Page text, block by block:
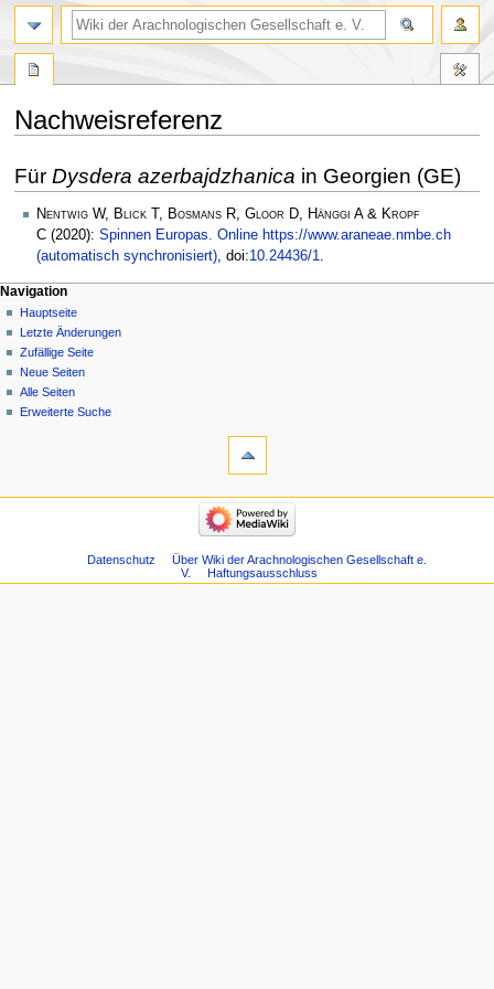
Nachweisreferenz
Navigation
springen
Suche
springen
Für Dysdera azerbajdzhanica in Georgien (GE)
Nentwig W, Blick T, Bosmans R, Gloor D, Hänggi A & Kropf
C (2020): Spinnen Europas. Online https://www.araneae.nmbe.ch
(automatisch synchronisiert), doi:10.24436/1.
Navigation
Hauptseite
Letzte Änderungen
Zufällige Seite
Neue Seiten
Alle Seiten
Erweiterte Suche
Datenschutz
Über Wiki der Arachnologischen Gesellschaft e.
V.
Haftungsausschluss